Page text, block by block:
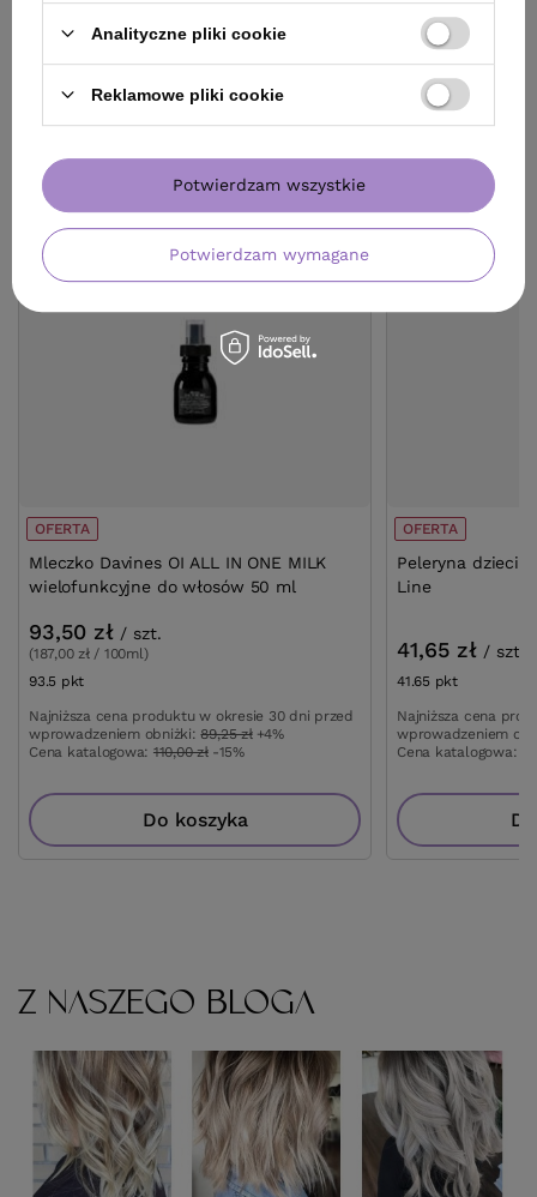
OFERTA
Mleczko Davines OI ALL IN ONE MILK
wielofunkcyjne do włosów 50 ml
93,50 zł / szt.
(187,00 zł / 100ml)
93.5 pkt
Najniższa cena produktu w okresie 30 dni przed
wprowadzeniem obniżki:89,25 zł +4%
Cena katalogowa: 110,00 zł -15%
Do koszyka
OFERTA
Peleryna
Line
41,65 zł / szt.
41.65 pktpunktów
Najniższa cena
wprowadzeniem
Cena katalogowa:
Z NASZEGO BLOGA
Analityczne pliki cookie
Reklamowe pliki cookie
Potwierdzam wymagane
Potwierdzam wszystkie